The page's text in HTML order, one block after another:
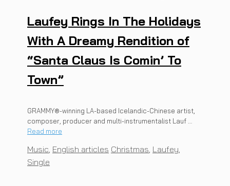
Laufey Rings In The Holidays
With A Dreamy Rendition of
“Santa Claus Is Comin’ To
Town”
GRAMMY®-winning LA-based Icelandic-Chinese artist,
composer, producer and multi-instrumentalist Lauf …
Read more
Categories
Music, English articles Tags
Christmas, Laufey,
Single